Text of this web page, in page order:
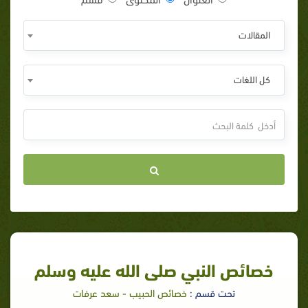
المقالات
كل اللغات
خصائص النبي صلى الله عليه وسلم
تحت قسم : خصائص الحبيب - سعد عرفات